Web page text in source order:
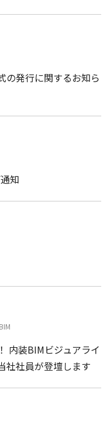
の発行に関するお知ら
知
BIM
内装BIMビジュアライ
社社員が登壇します